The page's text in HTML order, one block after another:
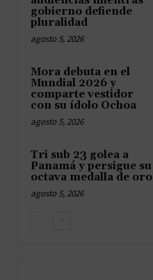
gobierno defiende
pluralidad
agosto 5, 2026
Mora debuta en el
Mundial 2026 y
comparte vestidor
con su ídolo Ochoa
agosto 5, 2026
Tri sub 23 golea a
Panamá y persigue su
octava medalla de oro
agosto 5, 2026